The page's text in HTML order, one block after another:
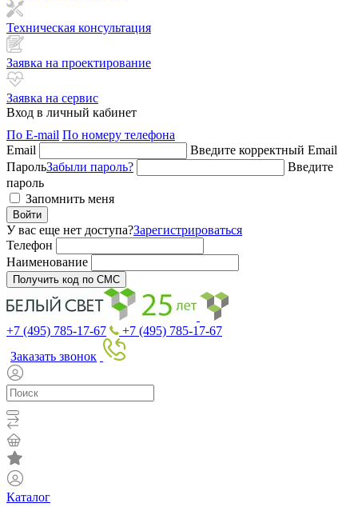
Техническая консультация
Заявка на проектирование
Заявка на сервис
Вход в личный кабинет
По E-mail По номеру телефона
Email
Введите корректный Email
ПарольЗабыли пароль?
Введите
пароль
Запомнить меня
Войти
У вас еще нет доступа?Зарегистрироваться
Телефон
Наименование
Получить код по СМС
+7 (495) 785-17-67
+7 (495) 785-17-67
Заказать звонок
Каталог